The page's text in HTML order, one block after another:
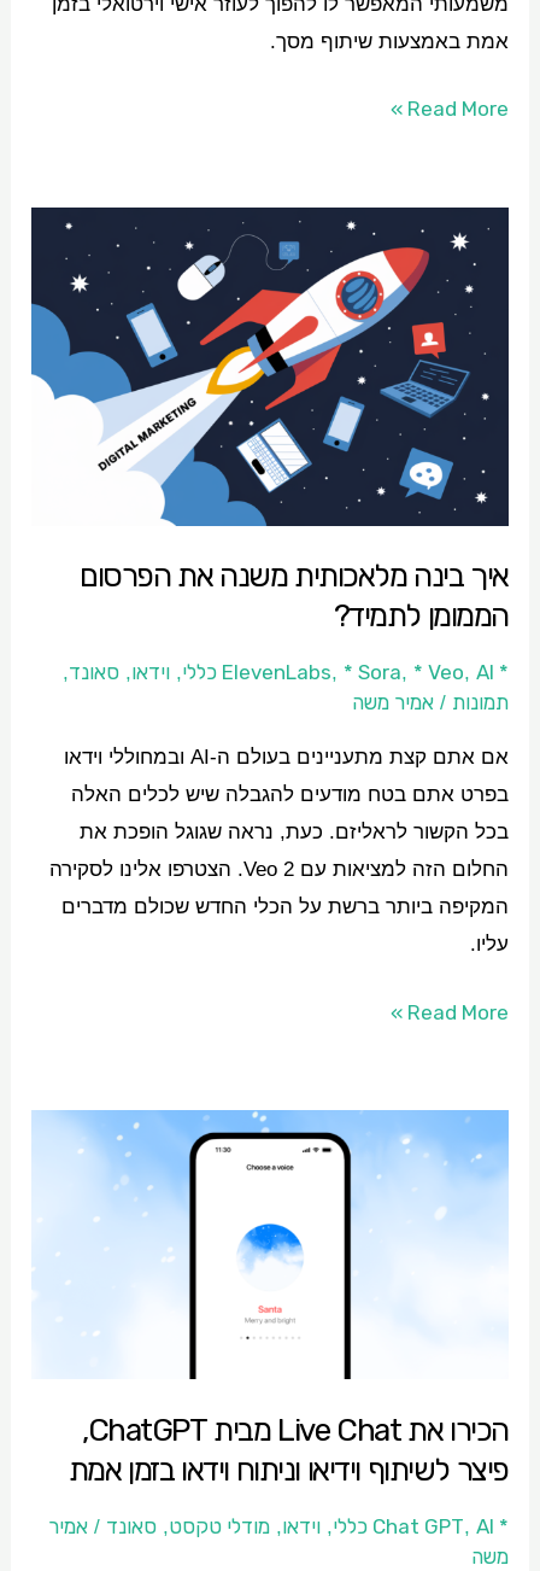
אמת באמצעות שיתוף מסך.
Read More »
איך בינה מלאכותית משנה את הפרסום
הממומן לתמיד?
* ElevenLabs
, * Sora, * Veo, AI כללי ,וידאו,סאונד,
תמונות /אמיר משה
אם אתם קצת מתעניינים בעולם ה-AI ובמחוללי וידאו
בפרט אתם בטח מודעים להגבלה שיש לכלים האלה
בכל הקשור לראליזם. כעת, נראה שגוגל הופכת את
החלום הזה למציאות עם Veo 2. הצטרפו אלינו לסקירה
המקיפה ביותר ברשת על הכלי החדש שכולם מדברים
עליו.
איך
בינה
מלאכותית
משנה
הפרסום
הממומן
לתמיד?
Read More »
הכירו את Live Chat מבית ChatGPT,
פיצר לשיתוף וידיאו וניתוח וידאו בזמן אמת
* Chat GPT
, AI כללי ,וידאו,מודלי טקסט,סאונד /אמיר
משה
הכירו
את
וידיאו
וניתוח
בזמן